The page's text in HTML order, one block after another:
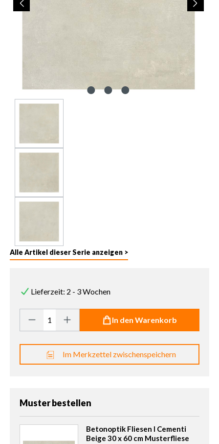
Alle Artikel dieser Serie anzeigen >
Lieferzeit: 2 - 3 Wochen
Produkt Anzahl: Gib den gewünschten Wert ein oder benutze
In den Warenkorb
Im Merkzettel zwischenspeichern
Muster bestellen
Betonoptik Fliesen I Cementi
Beige 30 x 60 cm Musterfliese